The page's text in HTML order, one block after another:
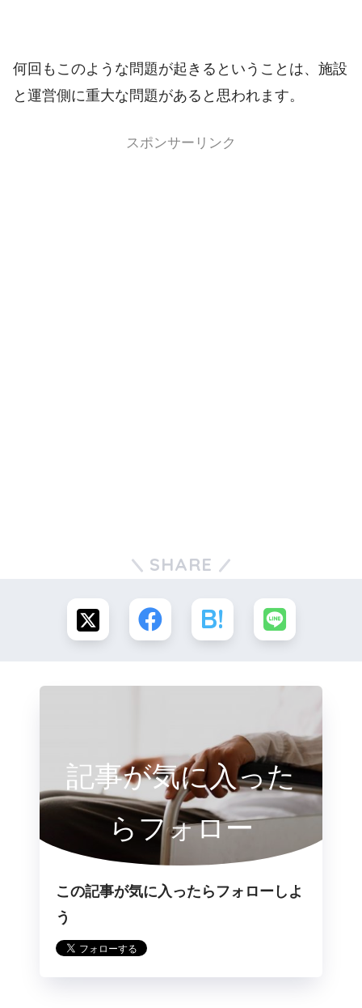
何回もこのような問題が起きるということは、施設
と運営側に重大な問題があると思われます。
スポンサーリンク
SHARE
記事が気に入った
らフォロー
この記事が気に入ったらフォローしよ
う